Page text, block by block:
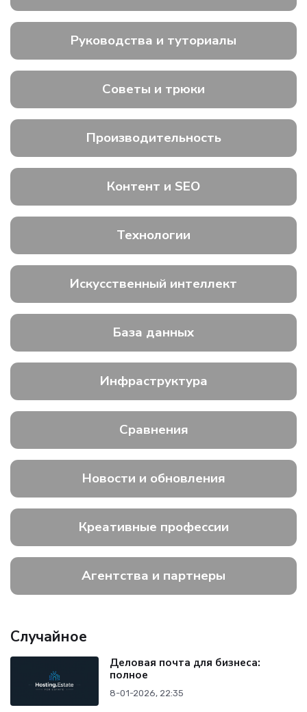
Руководства и туториалы
Советы и трюки
Производительность
Контент и SEO
Технологии
Искусственный интеллект
База данных
Инфраструктура
Сравнения
Новости и обновления
Креативные профессии
Агентства и партнеры
Случайное
Деловая почта для бизнеса:
полное
8-01-2026, 22:35